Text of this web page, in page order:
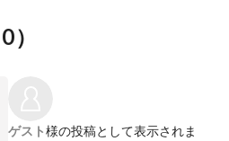
0）
ゲスト様の投稿として表示されま